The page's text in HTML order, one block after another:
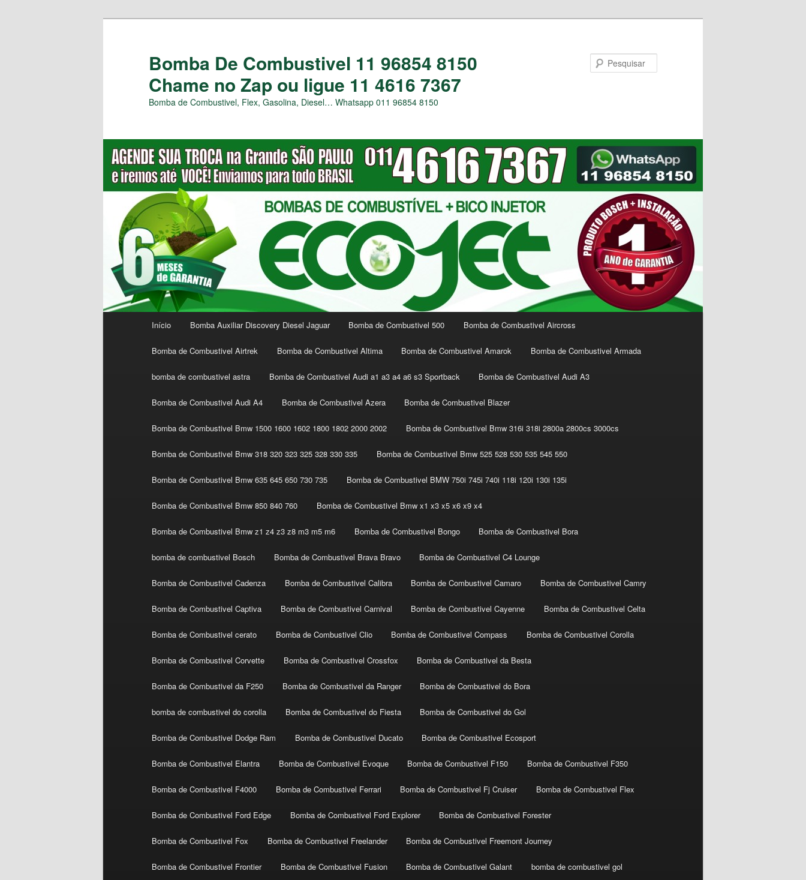
Bomba De Combustivel 11 96854 8150
Chame no Zap ou ligue 11 4616 7367
Bomba de Combustivel, Flex, Gasolina, Diesel… Whatsapp 011 96854 8150
Início Bomba Auxiliar Discovery Diesel Jaguar Bomba de Combustivel 500 Bomba de Combustivel Aircross
Bomba de Combustivel Airtrek Bomba de Combustivel Altima Bomba de Combustivel Amarok Bomba de Combustivel Armada
bomba de combustivel astra Bomba de Combustivel Audi a1 a3 a4 a6 s3 Sportback Bomba de Combustivel Audi A3
Bomba de Combustivel Audi A4 Bomba de Combustivel Azera Bomba de Combustivel Blazer
Bomba de Combustivel Bmw 1500 1600 1602 1800 1802 2000 2002 Bomba de Combustivel Bmw 316i 318i 2800a 2800cs 3000cs
Bomba de Combustivel Bmw 318 320 323 325 328 330 335 Bomba de Combustivel Bmw 525 528 530 535 545 550
Bomba de Combustivel Bmw 635 645 650 730 735 Bomba de Combustivel BMW 750i 745i 740i 118i 120i 130i 135i
Bomba de Combustivel Bmw 850 840 760 Bomba de Combustivel Bmw x1 x3 x5 x6 x9 x4
Bomba de Combustivel Bmw z1 z4 z3 z8 m3 m5 m6 Bomba de Combustivel Bongo Bomba de Combustivel Bora
bomba de combustivel Bosch Bomba de Combustivel Brava Bravo Bomba de Combustivel C4 Lounge
Bomba de Combustivel Cadenza Bomba de Combustivel Calibra Bomba de Combustivel Camaro Bomba de Combustivel Camry
Bomba de Combustivel Captiva Bomba de Combustivel Carnival Bomba de Combustivel Cayenne Bomba de Combustivel Celta
Bomba de Combustivel cerato Bomba de Combustivel Clio Bomba de Combustivel Compass Bomba de Combustivel Corolla
Bomba de Combustivel Corvette Bomba de Combustivel Crossfox Bomba de Combustivel da Besta
Bomba de Combustivel da F250 Bomba de Combustivel da Ranger Bomba de Combustivel do Bora
bomba de combustivel do corolla Bomba de Combustivel do Fiesta Bomba de Combustivel do Gol
Bomba de Combustivel Dodge Ram Bomba de Combustivel Ducato Bomba de Combustivel Ecosport
Bomba de Combustivel Elantra Bomba de Combustivel Evoque Bomba de Combustivel F150 Bomba de Combustivel F350
Bomba de Combustivel F4000 Bomba de Combustivel Ferrari Bomba de Combustivel Fj Cruiser Bomba de Combustivel Flex
Bomba de Combustivel Ford Edge Bomba de Combustivel Ford Explorer Bomba de Combustivel Forester
Bomba de Combustivel Fox Bomba de Combustivel Freelander Bomba de Combustivel Freemont Journey
Bomba de Combustivel Frontier Bomba de Combustivel Fusion Bomba de Combustivel Galant bomba de combustivel gol